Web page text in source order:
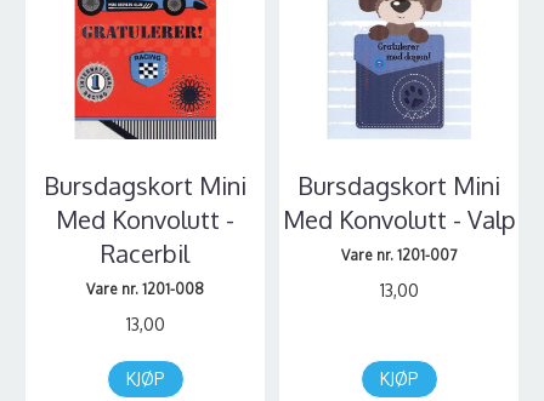
Bursdagskort Mini
Med Konvolutt -
Racerbil
Vare nr. 1201-008
13,00
KJØP
Bursdagskort Mini
Med Konvolutt - Valp
Vare nr. 1201-007
13,00
KJØP